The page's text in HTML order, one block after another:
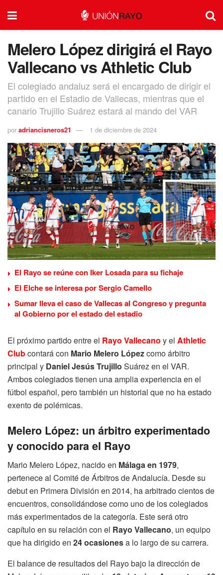
Melero López dirigirá el Rayo
Vallecano vs Athletic Club
El colegiado andaluz será el encargado de dirigir el
partido en el Estadio de Vallecas, mientras que el
canario Trujillo Suárez estará al mando del VAR
por adriancisneros21 1 de diciembre de 2024
El Rayo se reúne con Iker Losada para su fichaje
El Elche se interesa por Sergio Camello
Sumar lleva el caso de Vallecas al Congreso y pregunta
al Gobierno por el estado del estadio
El próximo partido entre el Rayo Vallecano y el Athletic
Clubcontará con Mario Melero Lópezcomo árbitro
principal y Daniel Jesús Trujillo Suárez en el VAR.
Ambos colegiados tienen una amplia experiencia en el
fútbol español, pero también un historial que no ha estado
exento de polémicas.
Melero López: un árbitro experimentado
y conocido para el Rayo
Mario Melero López, nacido en Málaga en 1979,
pertenece al Comité de Árbitros de Andalucía. Desde su
debut en Primera División en 2014, ha arbitrado cientos de
encuentros, consolidándose como uno de los colegiados
más experimentados de la categoría. Este será otro
capítulo en su relación con el Rayo Vallecano, un equipo
que ha dirigido en 24 ocasionesa lo largo de su carrera.
El balance de resultados del Rayo bajo la dirección de